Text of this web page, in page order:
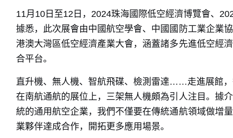
11月10日至12日，2024珠海國際低空經濟博覽會、
據悉，此次展會由中國航空學會、中國國防工業企業
港澳大灣區低空經濟產業大會，涵蓋諸多先進低空經
合平台。
直升機、無人機、智航飛碟、檢測雷達……走進展館，
在南航通航的展位上，三架無人機頗為引人注目。據
統的通用航空企業，我們不僅要在傳統通航領域做增
業夥伴達成合作，開拓更多應用場景。